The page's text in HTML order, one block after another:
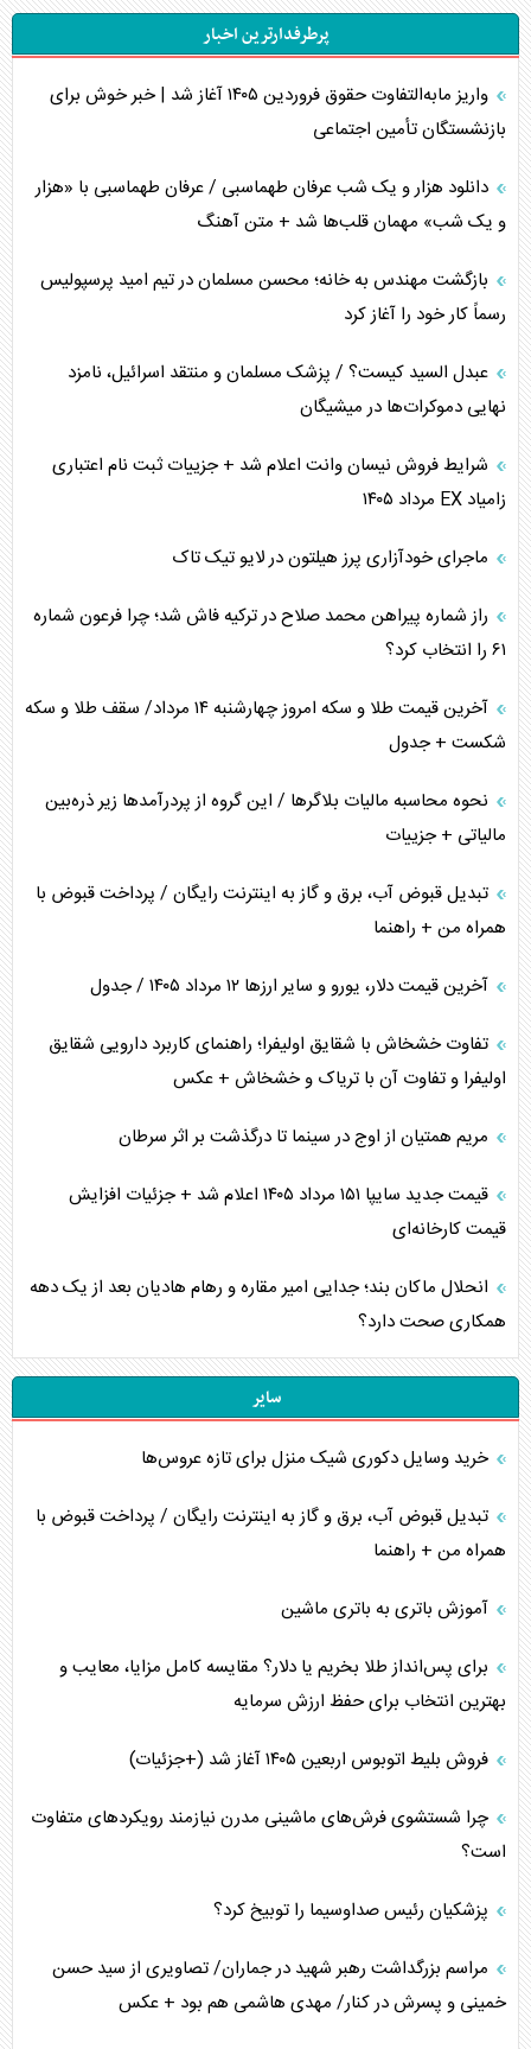
پرطرفدارترین اخبار
واریز مابه‌التفاوت حقوق فروردین ۱۴۰۵ آغاز شد | خبر خوش برای
بازنشستگان تأمین اجتماعی
دانلود هزار و یک شب عرفان طهماسبی / عرفان طهماسبی با «هزار
و یک شب» مهمان قلب‌ها شد + متن آهنگ
بازگشت مهندس به خانه؛ محسن مسلمان در تیم امید پرسپولیس
رسماً کار خود را آغاز کرد
عبدل السید کیست؟ / پزشک مسلمان و منتقد اسرائیل، نامزد
نهایی دموکرات‌ها در میشیگان
شرایط فروش نیسان وانت اعلام شد + جزییات ثبت نام اعتباری
زامیاد EX مرداد ۱۴۰۵
ماجرای خودآزاری پرز هیلتون در لایو تیک تاک
راز شماره پیراهن محمد صلاح در ترکیه فاش شد؛ چرا فرعون شماره
۶۱ را انتخاب کرد؟
آخرین قیمت طلا و سکه امروز چهارشنبه ۱۴ مرداد/ سقف طلا و سکه
شکست + جدول
نحوه محاسبه مالیات بلاگر‌ها / این گروه از پردرآمد‌ها زیر ذره‌بین
مالیاتی + جزییات
تبدیل قبوض آب، برق و گاز به اینترنت رایگان / پرداخت قبوض با
همراه من + راهنما
آخرین قیمت دلار، یورو و سایر ارز‌ها ۱۲ مرداد ۱۴۰۵ / جدول
تفاوت خشخاش با شقایق اولیفرا؛ راهنمای کاربرد دارویی شقایق
اولیفرا و تفاوت آن با تریاک و خشخاش + عکس
مریم همتیان از اوج در سینما تا درگذشت بر اثر سرطان
قیمت جدید سایپا ۱۵۱ مرداد ۱۴۰۵ اعلام شد + جزئیات افزایش
قیمت کارخانه‌ای
انحلال ماکان بند؛ جدایی امیر مقاره و رهام هادیان بعد از یک دهه
همکاری صحت دارد؟
سایر
خرید وسایل دکوری شیک منزل برای تازه عروس‌ها
تبدیل قبوض آب، برق و گاز به اینترنت رایگان / پرداخت قبوض با
همراه من + راهنما
آموزش باتری به باتری ماشین
برای پس‌انداز طلا بخریم یا دلار؟ مقایسه کامل مزایا، معایب و
بهترین انتخاب برای حفظ ارزش سرمایه
فروش بلیط اتوبوس اربعین ۱۴۰۵ آغاز شد (+جزئیات)
چرا شستشوی فرش‌های ماشینی مدرن نیازمند رویکردهای متفاوت
است؟
پزشکیان رئیس صداوسیما را توبیخ کرد؟
مراسم بزرگداشت رهبر شهید در جماران/ تصاویری از سید حسن
خمینی و پسرش در کنار/ مهدی هاشمی هم بود + عکس